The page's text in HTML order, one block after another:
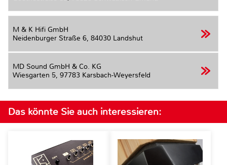
M & K Hifi GmbH
Neidenburger Straße 6, 84030 Landshut
MD Sound GmbH & Co. KG
Wiesgarten 5, 97783 Karsbach-Weyersfeld
Das könnte Sie auch interessieren: